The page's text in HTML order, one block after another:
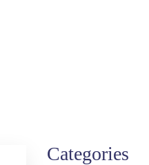
Categories